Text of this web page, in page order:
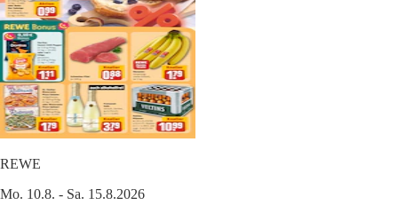
REWE
Mo. 10.8. - Sa. 15.8.2026